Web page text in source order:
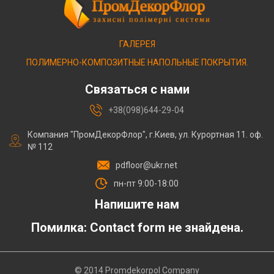
ГАЛЕРЕЯ
ПОЛИМЕРНО-КОМПОЗИТНЫЕ НАПОЛЬНЫЕ ПОКРЫТИЯ.
Связаться с нами
+38(098)644-29-04
Компания "ПромДекорФлор", г.Киев, ул. Курортная 11. оф.
№ 112
pdfloor@ukr.net
пн-пт 9:00-18:00
Напишите нам
Помилка: Contact form не знайдена.
© 2014 Promdekorpol Company